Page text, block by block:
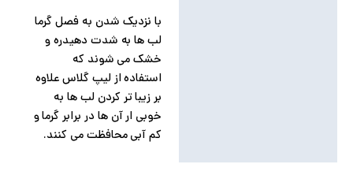
با نزدیک شدن به فصل گرما
لب ها به شدت دهیدره و
خشک می شوند که
استفاده از لیپ گلاس علاوه
بر زیبا تر کردن لب ها به
خوبی ار آن ها در برابر گرما و
کم آبی محافظت می کنند.